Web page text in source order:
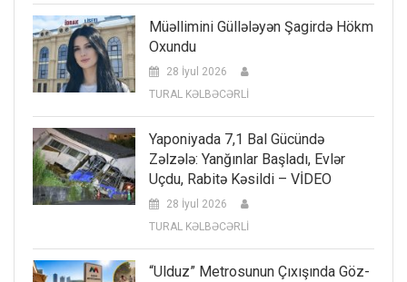
Müəllimini Güllələyən Şagirdə Hökm
Oxundu
28 İyul 2026
TURAL KƏLBƏCƏRLİ
Yaponiyada 7,1 Bal Gücündə
Zəlzələ: Yanğınlar Başladı, Evlər
Uçdu, Rabitə Kəsildi – VİDEO
28 İyul 2026
TURAL KƏLBƏCƏRLİ
“Ulduz” Metrosunun Çıxışında Göz-